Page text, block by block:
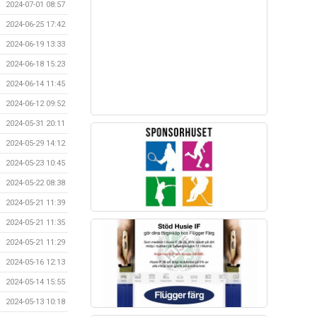
2024-07-01 08:57
2024-06-25 17:42
2024-06-19 13:33
2024-06-18 15:23
2024-06-14 11:45
2024-06-12 09:52
2024-05-31 20:11
2024-05-29 14:12
2024-05-23 10:45
2024-05-22 08:38
2024-05-21 11:39
2024-05-21 11:35
2024-05-21 11:29
2024-05-16 12:13
2024-05-14 15:55
2024-05-13 10:18